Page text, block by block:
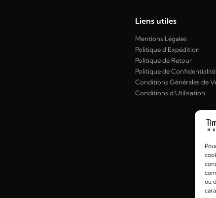
ou
Liens utiles
Mentions Légales
Politique d'Expédition
Politique de Retour
Politique de Confidentialité
Conditions Générales de
Conditions d'Utilisation